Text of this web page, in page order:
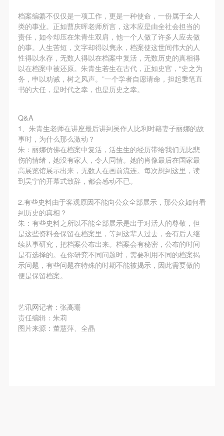
档案编纂不仅仅是一项工作，更是一种使命，一份属于全人
类的事业。正如曹庆晖老师所言，这本应是由全社会担当的
责任，如今却压在朱青生双肩，他一个人做了许多人应去做
的事。人生苦短，文字却得以隽永，档案使这世间伟大的人
性得以永存，无数人得以在档案中复活，无数历史的真相得
以在档案中被还原。朱青生若生在古代，正如史官，“史之为
务，申以劝诫，树之风声。”一个学者自愿请命，担起秉笔直
书的大任，是时代之幸，也是历史之幸。
Q&A
1、朱青生老师在讲座最后讲到吴作人比利时籍妻子丽娜的故
事时，为什么那么激动？
朱：丽娜仿佛在档案中复活，活生生的经历带给我们无比悲
伤的情绪，她没有家人，令人同情。她的肖像最后在国家最
高展览馆展示出来，无数人在画前流连。每次想到这里，读
到吴宁的开幕式致辞，都会感动不已。
2.有些史料由于客观原因不能向公众全部展示，那公众如何看
到历史的真相？
朱：有些史料之所以不能全部展示是出于对活人的尊敬，但
是这些资料会保留在档案里，等到这辈人过去，会有后人继
续从事研究，把档案公布出来。档案会有秘密，公布的时间
是有选择的。在你研究不同问题时，需要利用不同的档案揭
示问题，有些问题在特殊的时期不能被揭示，因此需要做的
便是保留档案。
艺讯网记者：张高珊
责任编辑：朱莉
图片来源：董慧萍、全晶
与者因个人原因在使用相应绘画工具、创作材料及配
套设备、设施造成个人受伤、伤害他人及造成相应工
具、材料、设备或设施的故障或损坏。参与活动者应
当承当相应的全部责任，并主动赔偿相应的经济损
失。活动中任何非事故当事人及美术馆将不承担人身
事故的任何责任。
根据《中华人民共和国广告法》、《中华人民共和国
民法通则》以及 最高人民法院关于贯彻执行 《中华
人民共和国民法通则》若干问题的意见（试行）>的
有关规定，为明确肖像许可方（甲方）和使用方（乙
方）的权利义务关系，经双方友好协商，甲乙双方就
带有甲方肖像的作品的使用达成如下一致协议：
一、 一般约定
（1）、甲方为本协议中的肖像权人，自愿将自己的
肖像权许可乙方作符合本协议约定和法律规定的用
途。
（2）、乙方中央美术学院美术馆是一所具有标志
性、专业性、国际化的现代公共美术馆。中央美术学
和观众进行良好互动。以学院的学术研究为基础，积
极策划国际、国内多视角、多领域的展览、论坛及公
与者因个人原因在使用相应绘画工具、创作材料及配
套设备、设施造成个人受伤、伤害他人及造成相应工
具、材料、设备或设施的故障或损坏。参与活动者应
当承当相应的全部责任，并主动赔偿相应的经济损
失。活动中任何非事故当事人及美术馆将不承担人身
事故的任何责任。
根据《中华人民共和国广告法》、《中华人民共和国
民法通则》以及 最高人民法院关于贯彻执行 《中华
人民共和国民法通则》若干问题的意见（试行）>的
有关规定，为明确肖像许可方（甲方）和使用方（乙
方）的权利义务关系，经双方友好协商，甲乙双方就
带有甲方肖像的作品的使用达成如下一致协议：
一、 一般约定
（1）、甲方为本协议中的肖像权人，自愿将自己的
肖像权许可乙方作符合本协议约定和法律规定的用
途。
（2）、乙方中央美术学院美术馆是一所具有标志
性、专业性、国际化的现代公共美术馆。中央美术学
和观众进行良好互动。以学院的学术研究为基础，积
极策划国际、国内多视角、多领域的展览、论坛及公
与者因个人原因在使用相应绘画工具、创作材料及配
套设备、设施造成个人受伤、伤害他人及造成相应工
具、材料、设备或设施的故障或损坏。参与活动者应
当承当相应的全部责任，并主动赔偿相应的经济损
失。活动中任何非事故当事人及美术馆将不承担人身
事故的任何责任。
根据《中华人民共和国广告法》、《中华人民共和国
民法通则》以及 最高人民法院关于贯彻执行 《中华
人民共和国民法通则》若干问题的意见（试行）>的
有关规定，为明确肖像许可方（甲方）和使用方（乙
方）的权利义务关系，经双方友好协商，甲乙双方就
带有甲方肖像的作品的使用达成如下一致协议：
一、 一般约定
（1）、甲方为本协议中的肖像权人，自愿将自己的
肖像权许可乙方作符合本协议约定和法律规定的用
途。
（2）、乙方中央美术学院美术馆是一所具有标志
性、专业性、国际化的现代公共美术馆。中央美术学
和观众进行良好互动。以学院的学术研究为基础，积
极策划国际、国内多视角、多领域的展览、论坛及公